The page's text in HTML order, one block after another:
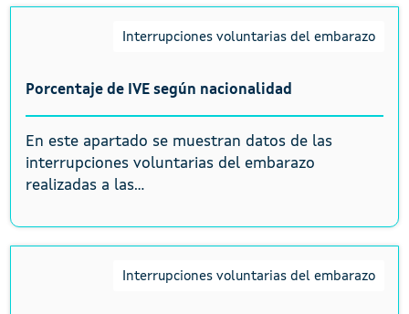
Interrupciones voluntarias del embarazo
Porcentaje de IVE según nacionalidad
En este apartado se muestran datos de las
interrupciones voluntarias del embarazo
realizadas a las...
Interrupciones voluntarias del embarazo